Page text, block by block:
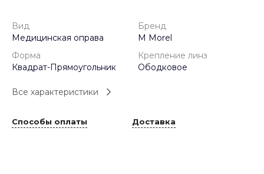
Вид
Медицинская оправа
Бренд
M Morel
Форма
Квадрат-Прямоугольник
Крепление линз
Ободковое
Все характеристики
Способы оплаты Доставка